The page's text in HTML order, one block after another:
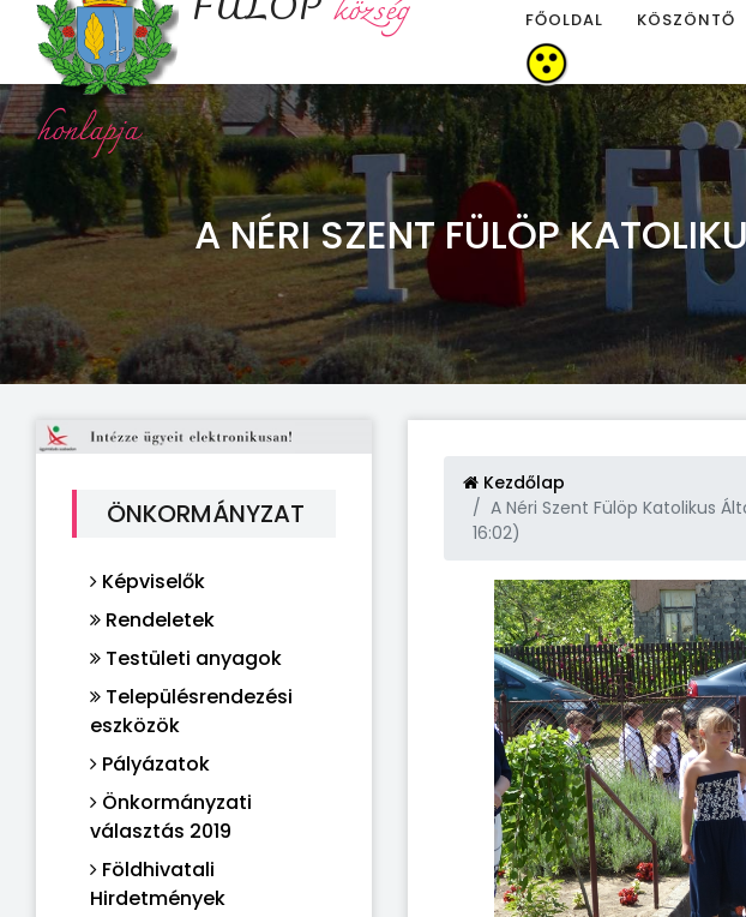
község
honlapja
FŐOLDAL KÖSZÖNTŐ
A NÉRI SZENT FÜLÖP
ÖNKORMÁNYZAT
Képviselők
Rendeletek
Testületi anyagok
Településrendezési
eszközök
Pályázatok
Önkormányzati
választás 2019
Földhivatali
Hirdetmények
Kezdőlap
A Néri Szent Fülöp Katolikus
16:02)